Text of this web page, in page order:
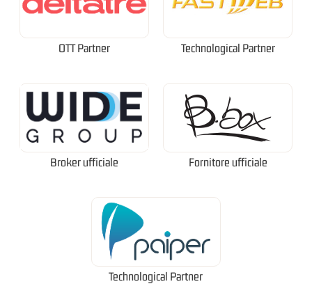
OTT Partner Technological Partner
Broker ufficiale Fornitore ufficiale
Technological Partner